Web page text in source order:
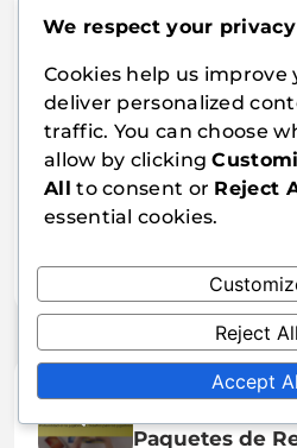
Clara Whitfield es una
los juegos de mesa y
especializa en crear
fanáticos de Dixit. Con un
historias y un amor por
comparte sus ideas sobre
caseras y sugerencias
experiencia de Dixit para
mundo. Cuando no está
momentos a través
17/02/2026
Paquetes de
We respect your privacy
Cookies help us improve
deliver personalized
traffic. You can choose
allow by clicking
All to consent or Reject
essential cookies.
Reject All
Accept